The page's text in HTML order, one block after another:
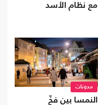
مع نظام الأسد
مدونات
النمسا بين فخّ